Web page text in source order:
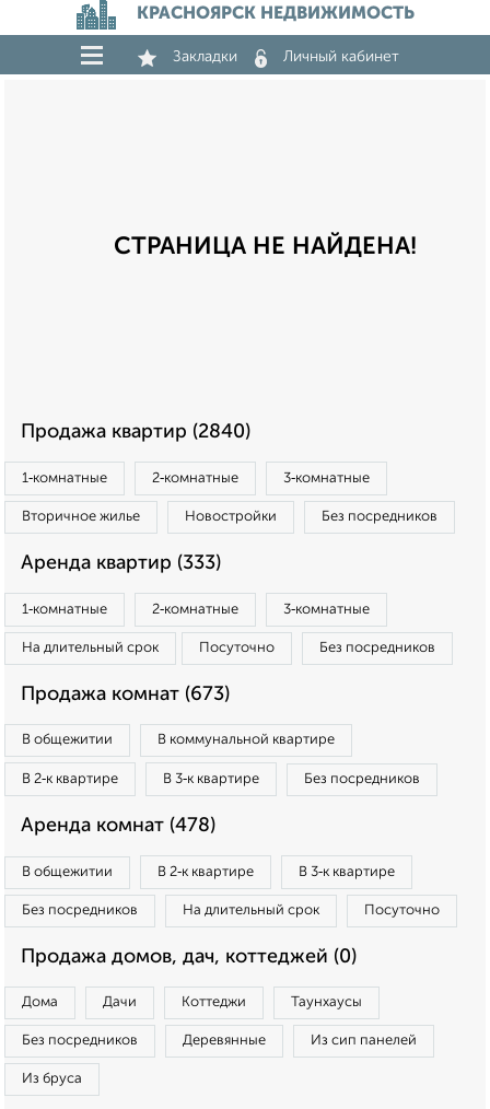
КРАСНОЯРСК НЕДВИЖИМОСТЬ
Закладки Личный кабинет
СТРАНИЦА НЕ НАЙДЕНА!
Продажа квартир (2840)
1‑комнатные 2‑комнатные 3‑комнатные
Вторичное жилье Новостройки Без посредников
Аренда квартир (333)
1‑комнатные 2‑комнатные 3‑комнатные
На длительный срок Посуточно Без посредников
Продажа комнат (673)
В общежитии В коммунальной квартире
В 2‑к квартире В 3‑к квартире Без посредников
Аренда комнат (478)
В общежитии В 2‑к квартире В 3‑к квартире
Без посредников На длительный срок Посуточно
Продажа домов, дач, коттеджей (0)
Дома Дачи Коттеджи Таунхаусы
Без посредников Деревянные Из сип панелей
Из бруса